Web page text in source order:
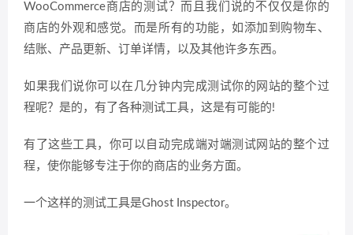
WooCommerce商店的测试？而且我们说的不仅仅是你的
商店的外观和感觉。而是所有的功能，如添加到购物车、
结账、产品更新、订单详情，以及其他许多东西。
如果我们说你可以在几分钟内完成测试你的网站的整个过
程呢？是的，有了各种测试工具，这是有可能的!
有了这些工具，你可以自动完成端对端测试网站的整个过
程，使你能够专注于你的商店的业务方面。
一个这样的测试工具是Ghost Inspector。